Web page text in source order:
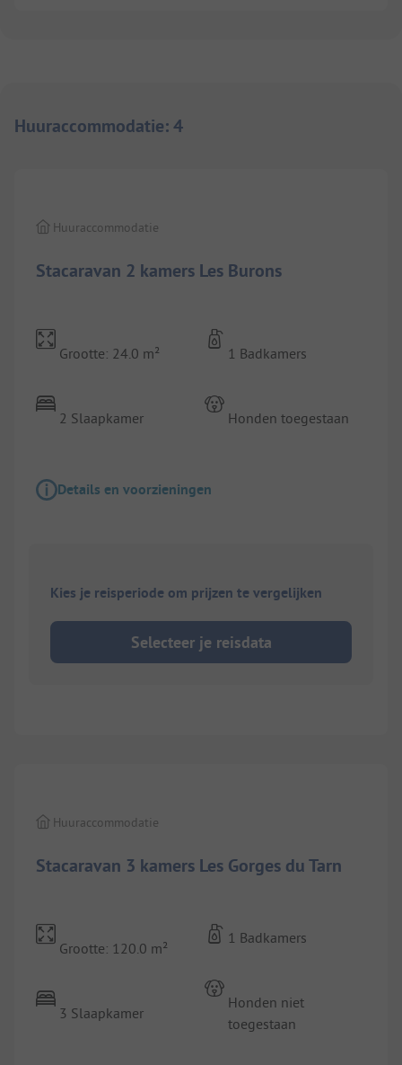
Huuraccommodatie:4
Stacaravan 2 kamers Les Burons
Huuraccommodatie
Grootte: 24.0 m²
2 Slaapkamer
1 Badkamers
Honden toegestaan
Details en voorzieningen
Kies je reisperiode om prijzen te vergelijken
Selecteer je reisdata
Stacaravan 3 kamers Les Gorges du Tarn
Huuraccommodatie
Grootte: 120.0 m²
3 Slaapkamer
1 Badkamers
Honden niet
toegestaan